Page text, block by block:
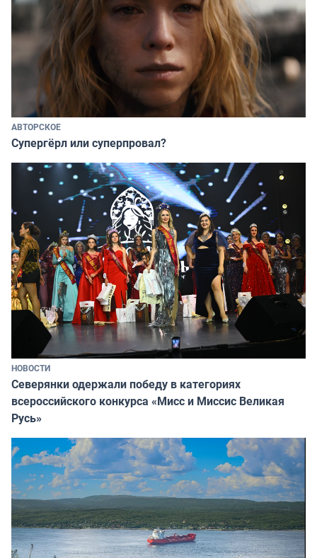
АВТОРСКОЕ
Супергёрл или суперпровал?
НОВОСТИ
Северянки одержали победу в категориях
всероссийского конкурса «Мисс и Миссис Великая
Русь»